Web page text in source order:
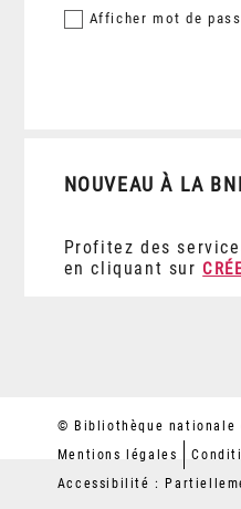
Afficher mot de
NOUVEAU À LA
Profitez des
en cliquant sur
© Bibliothèque nationale
Mentions légales
Accessibilité :